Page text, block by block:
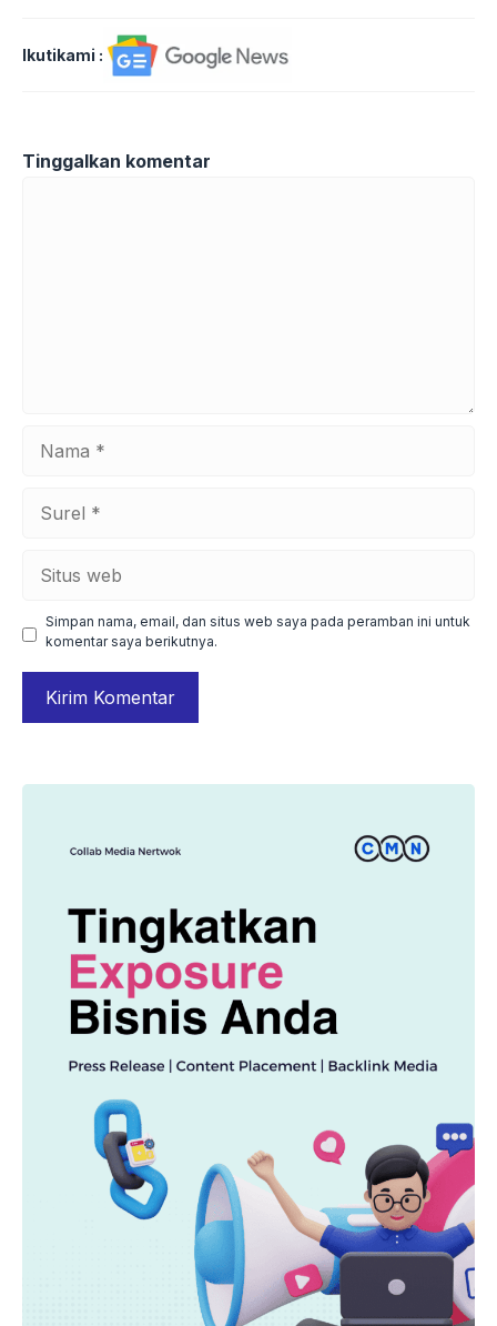
Ikutikami :
Tinggalkan komentar
web
Simpan nama, email, dan situs web saya pada peramban ini untuk
komentar saya berikutnya.